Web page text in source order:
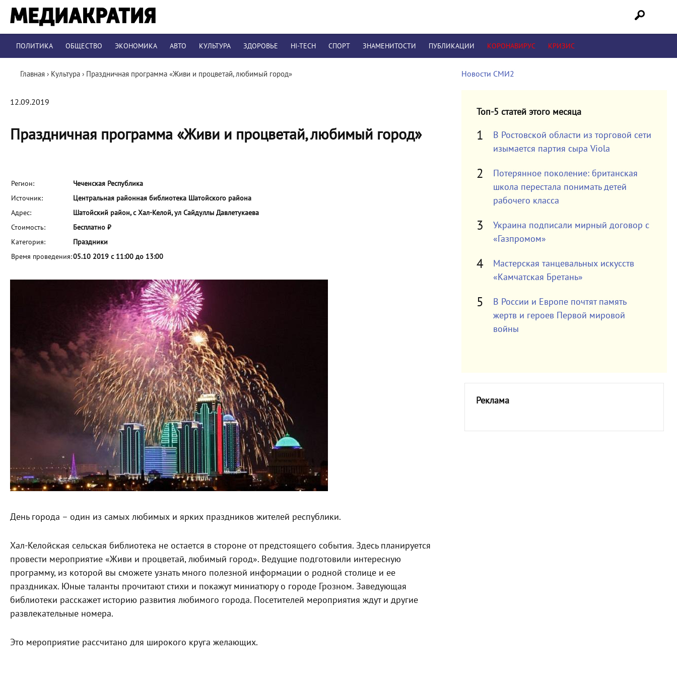
ПОЛИТИКА ОБЩЕСТВО ЭКОНОМИКА АВТО КУЛЬТУРА ЗДОРОВЬЕ HI-TECH СПОРТ ЗНАМЕНИТОСТИ ПУБЛИКАЦИИ КОРОНАВИРУС КРИЗИС
Главная › Культура › Праздничная программа «Живи и процветай, любимый город»
12.09.2019
Праздничная программа «Живи и процветай, любимый город»
Регион:
Чеченская Республика
Источник:
Центральная районная библиотека Шатойского района
Адрес:
Шатойский район, с Хал-Келой, ул Сайдуллы Давлетукаева
Стоимость:
Бесплатно ₽
Категория:
Праздники
Время проведения:05.10 2019 с 11:00 до 13:00
День города – один из самых любимых и ярких праздников жителей республики.
Хал-Келойская сельская библиотека не остается в стороне от предстоящего события. Здесь планируется
провести мероприятие «Живи и процветай, любимый город». Ведущие подготовили интересную
программу, из которой вы сможете узнать много полезной информации о родной столице и ее
праздниках. Юные таланты прочитают стихи и покажут миниатюру о городе Грозном. Заведующая
библиотеки расскажет историю развития любимого города. Посетителей мероприятия ждут и другие
развлекательные номера.
Это мероприятие рассчитано для широкого круга желающих.
Новости СМИ2
Топ-5 статей этого месяца
В Ростовской области из торговой сети
изымается партия сыра Viola
Потерянное поколение: британская
школа перестала понимать детей
рабочего класса
Украина подписали мирный договор с
«Газпромом»
Мастерская танцевальных искусств
«Камчатская Бретань»
В России и Европе почтят память
жертв и героев Первой мировой
войны
Реклама